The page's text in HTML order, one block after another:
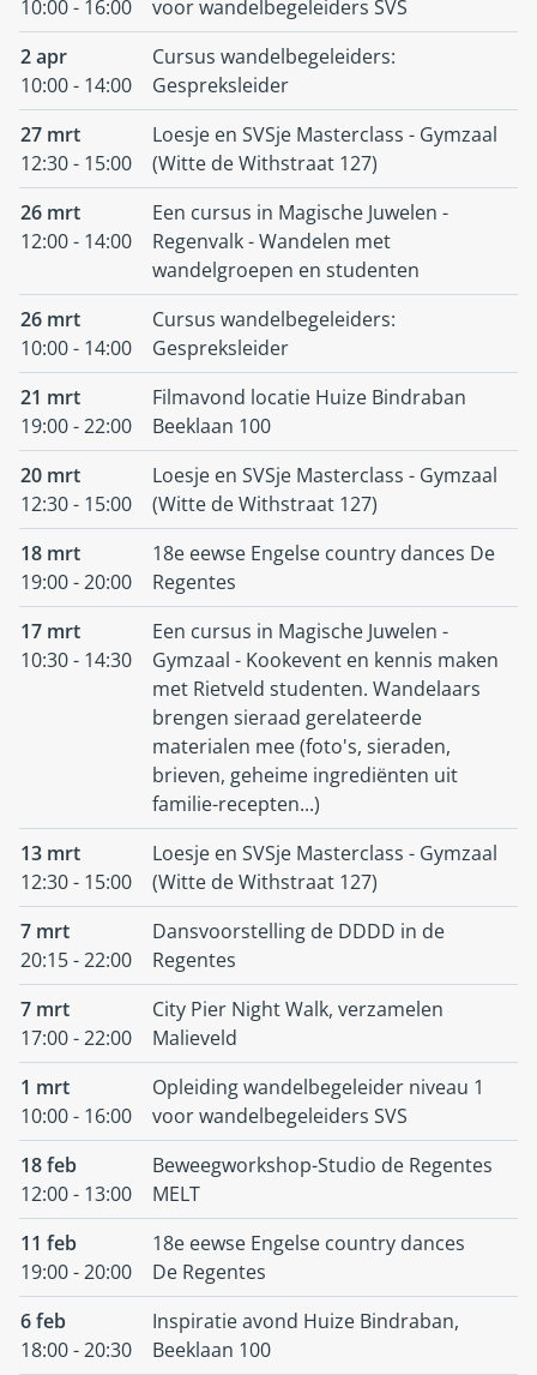
10:00 - 16:00
voor wandelbegeleiders SVS
2 apr
10:00 - 14:00
Cursus wandelbegeleiders:
Gespreksleider
27 mrt
12:30 - 15:00
Loesje en SVSje Masterclass - Gymzaal
(Witte de Withstraat 127)
26 mrt
12:00 - 14:00
Een cursus in Magische Juwelen -
Regenvalk - Wandelen met
wandelgroepen en studenten
26 mrt
10:00 - 14:00
Cursus wandelbegeleiders:
Gespreksleider
21 mrt
19:00 - 22:00
Filmavond locatie Huize Bindraban
Beeklaan 100
20 mrt
12:30 - 15:00
Loesje en SVSje Masterclass - Gymzaal
(Witte de Withstraat 127)
18 mrt
19:00 - 20:00
18e eewse Engelse country dances De
Regentes
17 mrt
10:30 - 14:30
Een cursus in Magische Juwelen -
Gymzaal - Kookevent en kennis maken
met Rietveld studenten. Wandelaars
brengen sieraad gerelateerde
materialen mee (foto's, sieraden,
brieven, geheime ingrediënten uit
familie-recepten...)
13 mrt
12:30 - 15:00
Loesje en SVSje Masterclass - Gymzaal
(Witte de Withstraat 127)
7 mrt
20:15 - 22:00
Dansvoorstelling de DDDD in de
Regentes
7 mrt
17:00 - 22:00
City Pier Night Walk, verzamelen
Malieveld
1 mrt
10:00 - 16:00
Opleiding wandelbegeleider niveau 1
voor wandelbegeleiders SVS
18 feb
12:00 - 13:00
Beweegworkshop-Studio de Regentes
MELT
11 feb
19:00 - 20:00
18e eewse Engelse country dances
De Regentes
6 feb
18:00 - 20:30
Inspiratie avond Huize Bindraban,
Beeklaan 100